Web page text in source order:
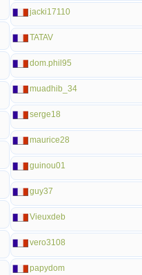
jacki17110
TATAV
dom.phil95
muadhib_34
serge18
maurice28
guinou01
guy37
Vieuxdeb
vero3108
papydom